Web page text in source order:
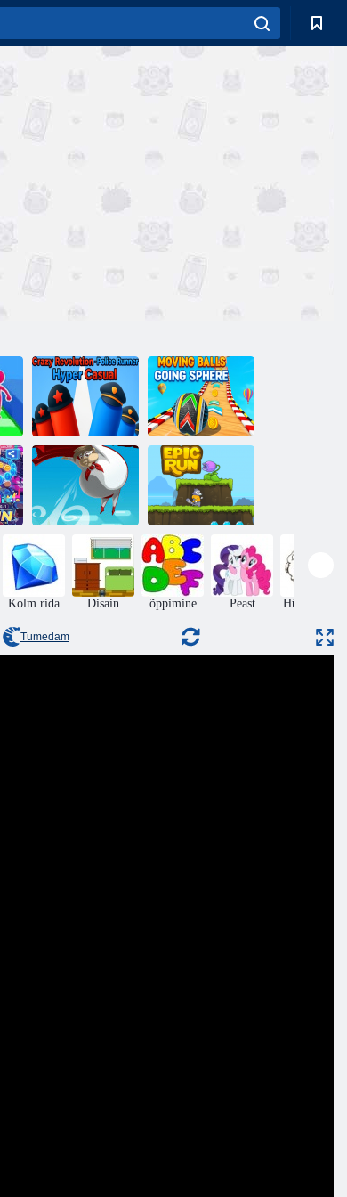
Pöörane
revolutsioon –
politseijooksja
ülijuhuslik
Liikuvate pallide
liikuv kera
Puhuja Eepiline jooks
Kolm rida Disain õppimine Peast Hüppamine
Tumedam